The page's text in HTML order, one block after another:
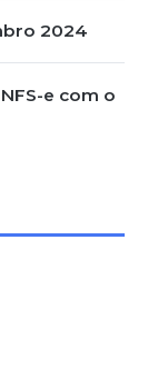
2024
e com o